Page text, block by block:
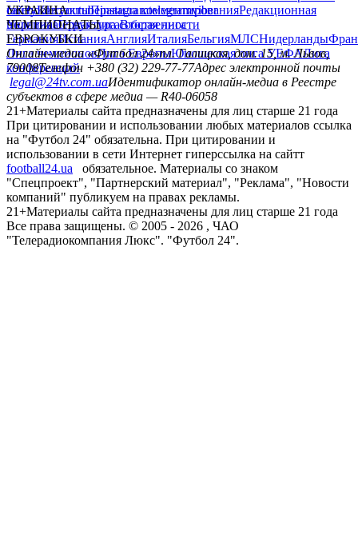
сайтуКонтактыПравила комментированияРедакционная
политикаСтруктура собственности
facebookxyoutubeinstagramtelegramviber
УКРАИНА
УкраинаПервая лигаВторая лига
ЧЕМПИОНАТЫ
ГерманияИспанияАнглияИталияБельгияМЛСНидерланды
ЕВРОКУБКИ
Лига чемпионовЛига ЕвропыЮношеская лига УЕФАЛига
конференций
Онлайн-медиа «Футбол 24»пл. Галицкая, дом. 15, м. Львов,
79008Телефон +380 (32) 229-77-77Адрес электронной почты
legal@24tv.com.uaИдентификатор онлайн-медиа в Реестре
субъектов в сфере медиа — R40-06058
21+Материалы сайта предназначены для лиц старше 21 года
При цитировании и использовании любых материалов ссылка
на "Футбол 24" обязательна. При цитировании и
использовании в сети Интернет гиперссылка на сайтт
football24.ua
обязательное. Материалы со знаком
"Спецпроект", "Партнерский материал", "Реклама", "Новости
компаний" публикуем на правах рекламы.
21+Материалы сайта предназначены для лиц старше 21 года
Все права защищены. © 2005 - 2026 , ЧАО
"Телерадиокомпания Люкс". "Футбол 24".